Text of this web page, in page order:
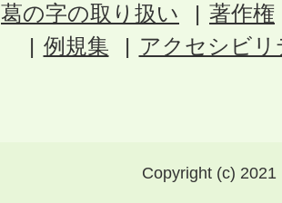
葛の字の取り扱い
著作権
例規集
アクセシビ
Copyright (c)